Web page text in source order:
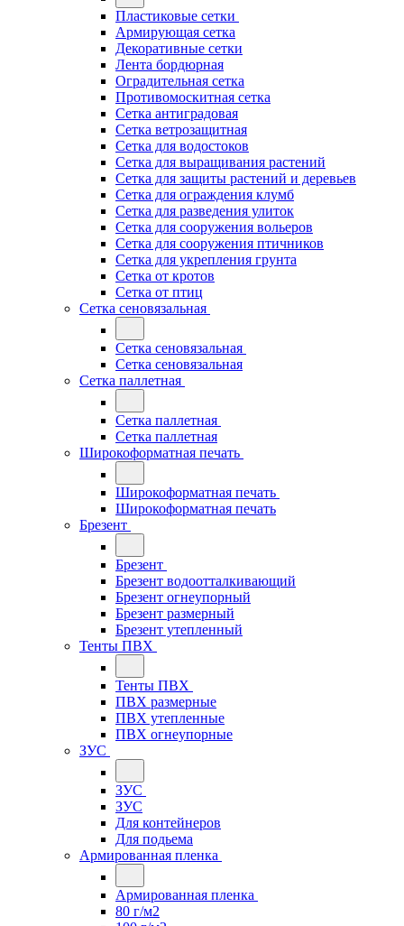
Пластиковые сетки
Армирующая сетка
Декоративные сетки
Лента бордюрная
Оградительная сетка
Противомоскитная сетка
Сетка антиградовая
Сетка ветрозащитная
Сетка для водостоков
Сетка для выращивания растений
Сетка для защиты растений и деревьев
Сетка для ограждения клумб
Сетка для разведения улиток
Сетка для сооружения вольеров
Сетка для сооружения птичников
Сетка для укрепления грунта
Сетка от кротов
Сетка от птиц
Сетка сеновязальная
Сетка сеновязальная
Сетка сеновязальная
Сетка паллетная
Сетка паллетная
Сетка паллетная
Широкоформатная печать
Широкоформатная печать
Широкоформатная печать
Брезент
Брезент
Брезент водоотталкивающий
Брезент огнеупорный
Брезент размерный
Брезент утепленный
Тенты ПВХ
Тенты ПВХ
ПВХ размерные
ПВХ утепленные
ПВХ огнеупорные
ЗУС
ЗУС
ЗУС
Для контейнеров
Для подьема
Армированная пленка
Армированная пленка
80 г/м2